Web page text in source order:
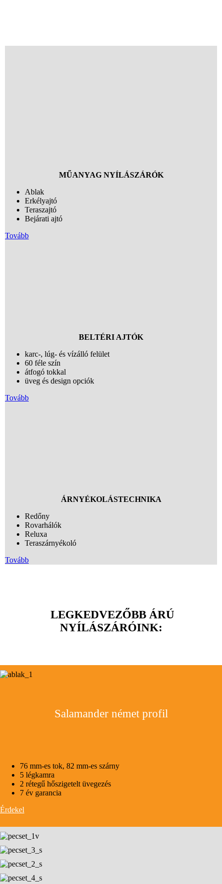
MŰANYAG NYÍLÁSZÁRÓK
Ablak
Erkélyajtó
Teraszajtó
Bejárati ajtó
Tovább
BELTÉRI AJTÓK
karc-, lúg- és vízálló felület
60 féle szín
átfogó tokkal
üveg és design opciók
Tovább
ÁRNYÉKOLÁSTECHNIKA
Redőny
Rovarhálók
Reluxa
Teraszárnyékoló
Tovább
LEGKEDVEZŐBB ÁRÚ
NYÍLÁSZÁRÓINK:
Salamander német profil
76 mm-es tok, 82 mm-es szárny
5 légkamra
2 rétegű hőszigetelt üvegezés
7 év garancia
Érdekel